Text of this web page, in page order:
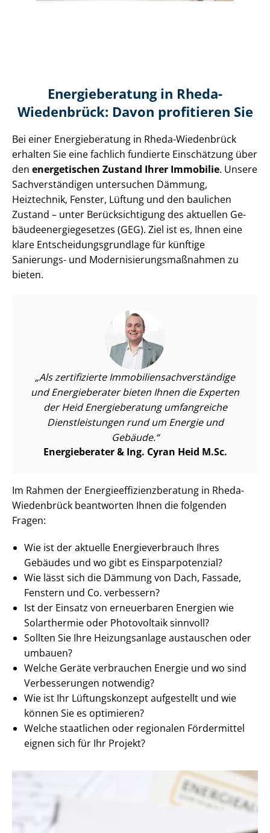
Energieberatung in Rheda-
Wiedenbrück: Davon profitieren Sie
Bei einer Energieberatung in Rheda-Wiedenbrück
erhalten Sie eine fachlich fundierte Einschätzung über
den energetischen Zustand Ihrer Immobilie. Unsere
Sach­ver­stän­di­gen untersuchen Dämmung,
Heiztechnik, Fenster, Lüftung und den baulichen
Zustand – unter Be­rück­sich­ti­gung des aktuellen Ge­
bäu­de­en­er­gie­ge­set­zes (GEG). Ziel ist es, Ihnen eine
klare Ent­schei­dungs­grund­la­ge für künftige
Sanierungs- und Mo­der­ni­sie­rungs­maß­nah­men zu
bieten.
Als zertifizierte Im­mo­bi­li­en­sach­ver­stän­di­ge
und Energieberater bieten Ihnen die Experten
der Heid Energieberatung umfangreiche
Dienst­leis­tun­gen rund um Energie und
Gebäude.
Energieberater & Ing. Cyran Heid M.Sc.
Im Rahmen der En­er­gie­ef­fi­zi­enz­be­ra­tung in Rheda-
Wiedenbrück beantworten Ihnen die folgenden
Fragen:
Wie ist der aktuelle En­er­gie­ver­brauch Ihres
Gebäudes und wo gibt es Ein­spar­po­ten­zi­al?
Wie lässt sich die Dämmung von Dach, Fassade,
Fenstern und Co. verbessern?
Ist der Einsatz von erneuerbaren Energien wie
Solarthermie oder Photovoltaik sinnvoll?
Sollten Sie Ihre Heizungsanlage austauschen oder
umbauen?
Welche Geräte verbrauchen Energie und wo sind
Verbesserungen notwendig?
Wie ist Ihr Lüftungskonzept aufgestellt und wie
können Sie es optimieren?
Welche staatlichen oder regionalen Fördermittel
eignen sich für Ihr Projekt?